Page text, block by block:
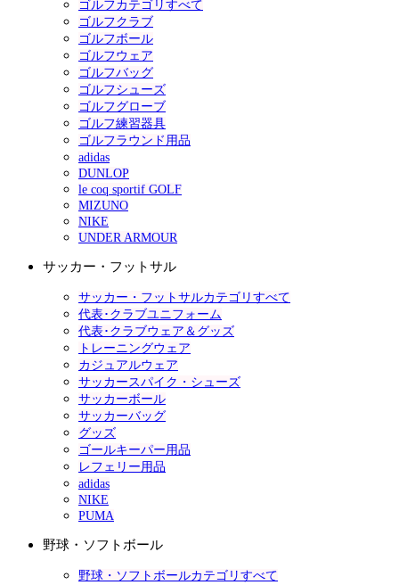
ゴルフカテゴリすべて
ゴルフクラブ
ゴルフボール
ゴルフウェア
ゴルフバッグ
ゴルフシューズ
ゴルフグローブ
ゴルフ練習器具
ゴルフラウンド用品
adidas
DUNLOP
le coq sportif GOLF
MIZUNO
NIKE
UNDER ARMOUR
サッカー・フットサル
サッカー・フットサルカテゴリすべて
代表･クラブユニフォーム
代表･クラブウェア＆グッズ
トレーニングウェア
カジュアルウェア
サッカースパイク・シューズ
サッカーボール
サッカーバッグ
グッズ
ゴールキーパー用品
レフェリー用品
adidas
NIKE
PUMA
野球・ソフトボール
野球・ソフトボールカテゴリすべて